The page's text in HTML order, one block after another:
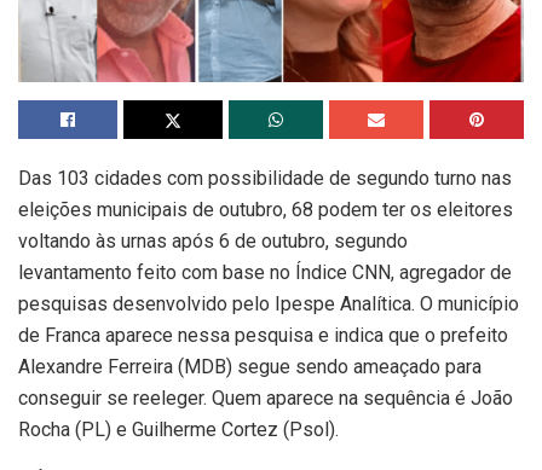
Das 103 cidades com possibilidade de segundo turno nas
eleições municipais de outubro, 68 podem ter os eleitores
voltando às urnas após 6 de outubro, segundo
levantamento feito com base no Índice CNN, agregador de
pesquisas desenvolvido pelo Ipespe Analítica. O município
de Franca aparece nessa pesquisa e indica que o prefeito
Alexandre Ferreira (MDB) segue sendo ameaçado para
conseguir se reeleger. Quem aparece na sequência é João
Rocha (PL) e Guilherme Cortez (Psol).